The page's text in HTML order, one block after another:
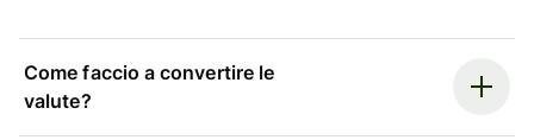
Come faccio a convertire le
valute?